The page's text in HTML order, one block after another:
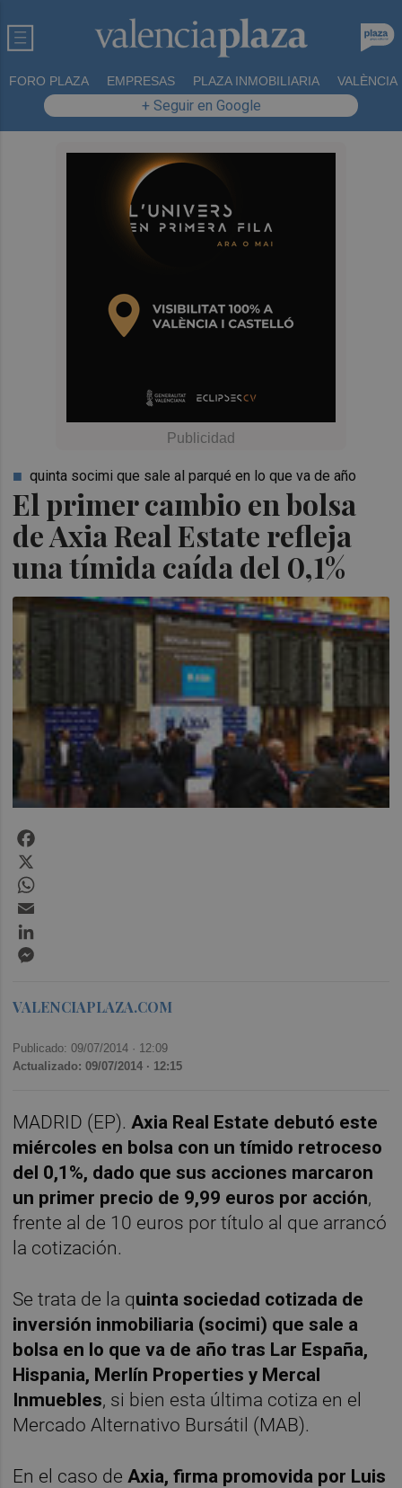
FORO PLAZA EMPRESAS PLAZA INMOBILIARIA VALÈNCIA
+ Seguir en Google
El primer cambio en bolsa
de Axia Real Estate refleja
una tímida caída del 0,1%
quinta socimi que sale al parqué en lo que va de año
VALENCIAPLAZA.COM
Publicado: 09/07/2014 · 12:09
Actualizado: 09/07/2014 · 12:15
MADRID (EP). Axia Real Estate debutó este
miércoles en bolsa con un tímido retroceso
del 0,1%, dado que sus acciones marcaron
un primer precio de 9,99 euros por acción,
frente al de 10 euros por título al que arrancó
la cotización.
Se trata de la quinta sociedad cotizada de
inversión inmobiliaria (socimi) que sale a
bolsa en lo que va de año tras Lar España,
Hispania, Merlín Properties y Mercal
Inmuebles, si bien esta última cotiza en el
Mercado Alternativo Bursátil (MAB).
En el caso deAxia, firma promovida por Luis